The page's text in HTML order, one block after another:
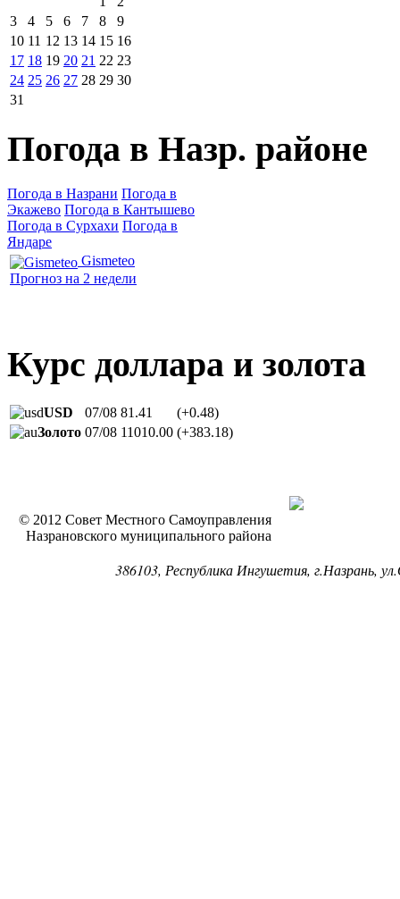
3
4 5 6 7 8
9
10 11 12 13 14 15 16
17 18 19 20 21 22 23
24 25 26 27 28 29 30
31
Погода в Назр. районе
Погода в Назрани Погода в
Экажево Погода в Кантышево
Погода в Сурхахи Погода в
Яндаре
Gismeteo
Прогноз на 2 недели
Курс доллара и золота
USD 07/08 81.41
(+0.48)
Золото 07/08 11010.00 (+383.18)
© 2012 Совет Местного Самоуправления
Назрановского муниципального района
386103, Республика Ингушетия, г.Назрань,